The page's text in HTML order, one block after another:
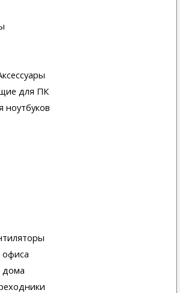
для ПК
ноутбуков
офиса
дома